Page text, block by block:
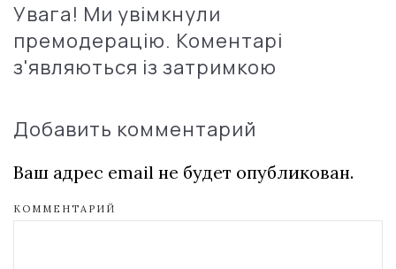
Увага! Ми увімкнули
премодерацію. Коментарі
з'являються із затримкою
Добавить комментарий
Ваш адрес email не будет опубликован.
КОММЕНТАРИЙ